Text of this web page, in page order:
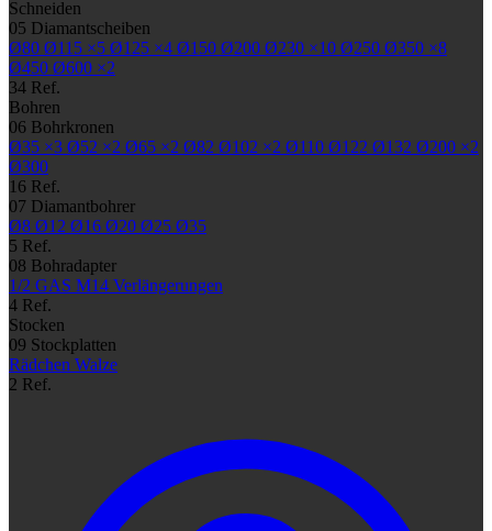
Schneiden
05 Diamantscheiben
Ø80 Ø115 ×5 Ø125 ×4 Ø150 Ø200 Ø230 ×10 Ø250 Ø350 ×8
Ø450 Ø600 ×2
34 Ref.
Bohren
06 Bohrkronen
Ø35 ×3 Ø52 ×2 Ø65 ×2 Ø82 Ø102 ×2 Ø110 Ø122 Ø132 Ø200 ×2
Ø300
16 Ref.
07 Diamantbohrer
Ø8 Ø12 Ø16 Ø20 Ø25 Ø35
5 Ref.
08 Bohradapter
1/2 GAS M14 Verlängerungen
4 Ref.
Stocken
09 Stockplatten
Rädchen Walze
2 Ref.